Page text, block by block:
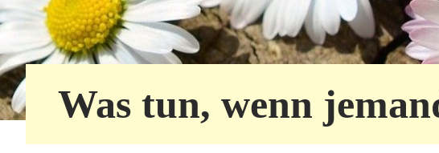
Was tun, wenn
e
r
v
i